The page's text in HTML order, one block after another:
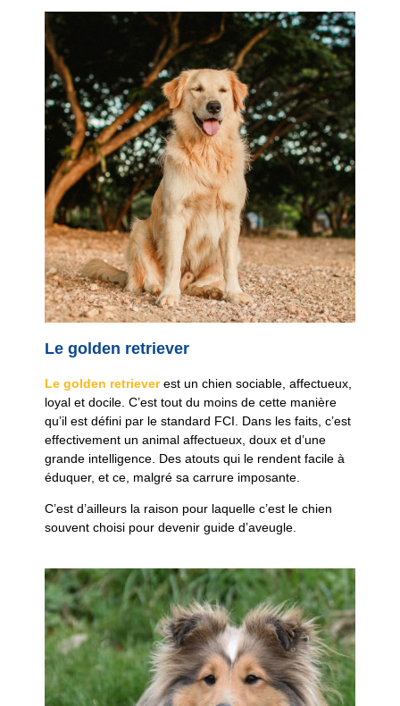
Le golden retriever
Le golden retriever est un chien sociable, affectueux,
loyal et docile. C’est tout du moins de cette manière
qu’il est défini par le standard FCI. Dans les faits, c’est
effectivement un animal affectueux, doux et d’une
grande intelligence. Des atouts qui le rendent facile à
éduquer, et ce, malgré sa carrure imposante.
C’est d’ailleurs la raison pour laquelle c’est le chien
souvent choisi pour devenir guide d’aveugle.